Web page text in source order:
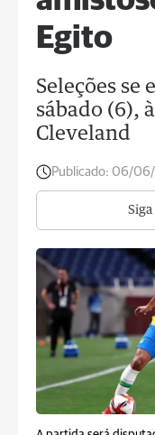
Egito
Seleções se
sábado (6),
Cleveland
Publicado: 06/06/
Siga